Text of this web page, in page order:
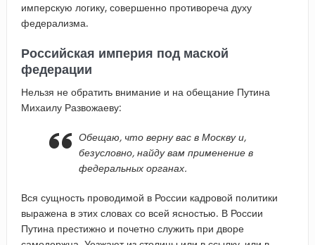
имперскую логику, совершенно противореча духу
федерализма.
Российская империя под маской
федерации
Нельзя не обратить внимание и на обещание Путина
Михаилу Развожаеву:
Обещаю, что верну вас в Москву и,
безусловно, найду вам применение в
федеральных органах.
Вся сущность проводимой в России кадровой политики
выражена в этих словах со всей ясностью. В России
Путина престижно и почетно служить при дворе